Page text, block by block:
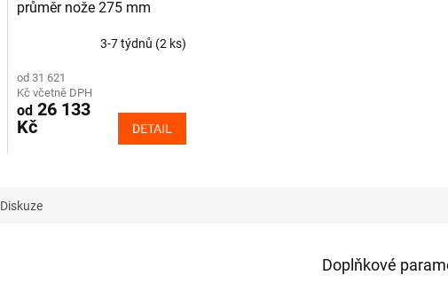
průměr nože 275 mm
3-7 týdnů (2 ks)
od 31 621
Kč včetně DPH
od26 133
Kč
DETAIL
Diskuze
Doplňkové